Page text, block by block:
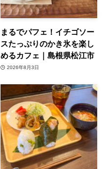
まるでパフェ！イチゴソー
スたっぷりのかき氷を楽し
めるカフェ｜島根県松江市
2026年8月3日